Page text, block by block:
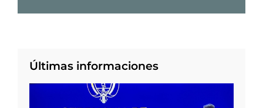
Últimas informaciones